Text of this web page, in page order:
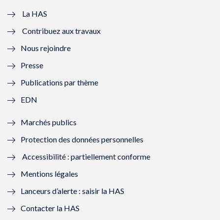
l
l
f
n
ê
t
r
e
e
e
n
ê
r
ê
t
e
ê
La HAS
Contribuez aux travaux
Nous rejoindre
Presse
Publications par thème
EDN
Marchés publics
Protection des données personnelles
Accessibilité : partiellement conforme
Mentions légales
Lanceurs d’alerte : saisir la HAS
Contacter la HAS